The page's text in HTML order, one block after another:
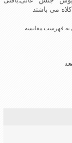
می باشند
به فهرست مقایسه